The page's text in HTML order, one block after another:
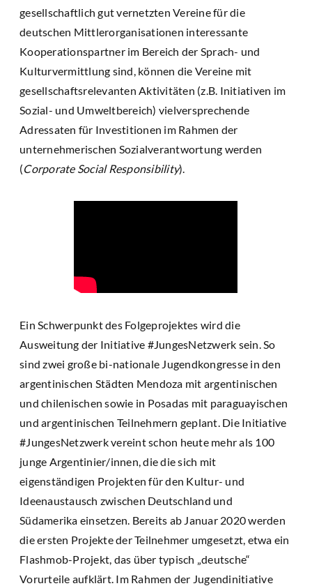
gesellschaftlich gut vernetzten Vereine für die
deutschen Mittlerorganisationen interessante
Kooperationspartner im Bereich der Sprach- und
Kulturvermittlung sind, können die Vereine mit
gesellschaftsrelevanten Aktivitäten (z.B. Initiativen im
Sozial- und Umweltbereich) vielversprechende
Adressaten für Investitionen im Rahmen der
unternehmerischen Sozialverantwortung werden
(Corporate Social Responsibility).
Ein Schwerpunkt des Folgeprojektes wird die
Ausweitung der Initiative #JungesNetzwerk sein. So
sind zwei große bi-nationale Jugendkongresse in den
argentinischen Städten Mendoza mit argentinischen
und chilenischen sowie in Posadas mit paraguayischen
und argentinischen Teilnehmern geplant. Die Initiative
#JungesNetzwerk vereint schon heute mehr als 100
junge Argentinier/innen, die die sich mit
eigenständigen Projekten für den Kultur- und
Ideenaustausch zwischen Deutschland und
Südamerika einsetzen. Bereits ab Januar 2020 werden
die ersten Projekte der Teilnehmer umgesetzt, etwa ein
Flashmob-Projekt, das über typisch „deutsche“
Vorurteile aufklärt. Im Rahmen der Jugendinitiative